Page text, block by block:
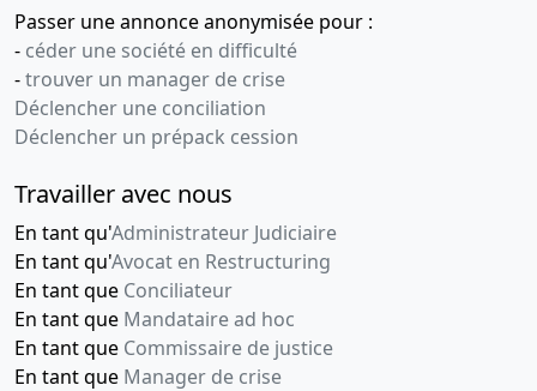
Passer une annonce anonymisée pour :
- céder une société en difficulté
-trouver un manager de crise
Déclencher une conciliation
Déclencher un prépack cession
Travailler avec nous
En tant qu'Administrateur Judiciaire
En tant qu'Avocat en Restructuring
En tant que Conciliateur
En tant que Mandataire ad hoc
En tant que Commissaire de justice
En tant que Manager de crise